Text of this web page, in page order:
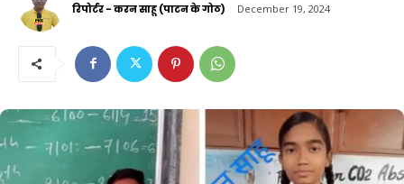
रिपोर्टर - करन साहू (पाटन के गोठ) December 19, 2024